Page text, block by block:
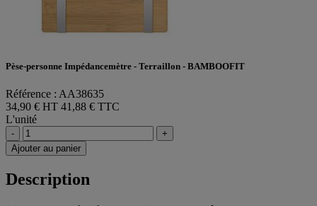
Pèse-personne Impédancemètre - Terraillon - BAMBOOFIT
Référence : AA38635
34,90 € HT 41,88 € TTC
L'unité
-
+
Ajouter au panier
Description